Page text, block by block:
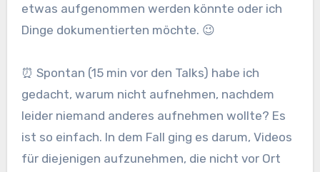
etwas aufgenommen werden könnte oder ich
Dinge dokumentierten möchte. 😉
⏰️ Spontan (15 min vor den Talks) habe ich
gedacht, warum nicht aufnehmen, nachdem
leider niemand anderes aufnehmen wollte? Es
ist so einfach. In dem Fall ging es darum, Videos
für diejenigen aufzunehmen, die nicht vor Ort